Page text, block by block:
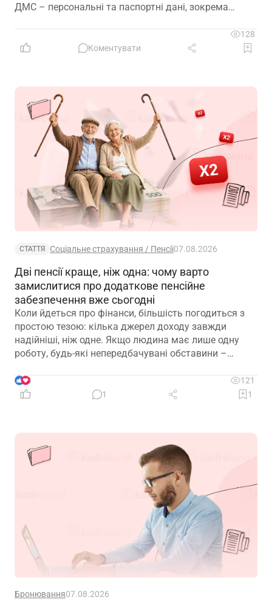
ДМС – персональні та паспортні дані, зокрема
128
Коментувати
СТАТТЯ Соціальне страхування / Пенсії07.08.2026
Дві пенсії краще, ніж одна: чому варто
замислитися про додаткове пенсійне
забезпечення вже сьогодні
Коли йдеться про фінанси, більшість погодиться з
простою тезою: кілька джерел доходу завжди
надійніші, ніж одне. Якщо людина має лише одну
роботу, будь-які непередбачувані обставини –
окремій галузі – можуть миттєво позбавити її
доходу. Саме тому диверсифікація давно
застосовують до пенсійного забезпечення
3
121
1
1
Бронювання07.08.2026